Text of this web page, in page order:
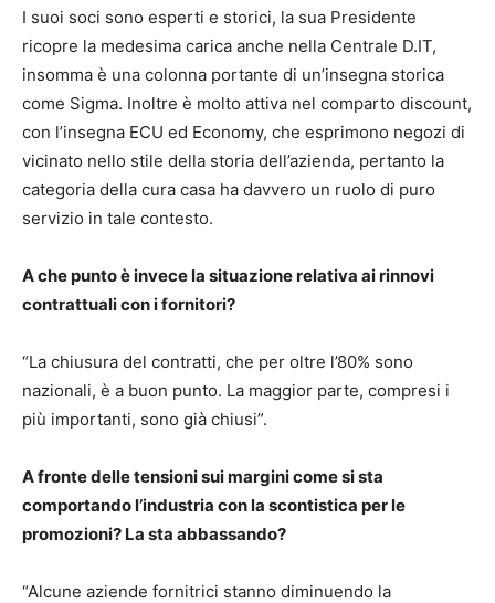
I suoi soci sono esperti e storici, la sua Presidente
ricopre la medesima carica anche nella Centrale D.IT,
insomma è una colonna portante di un’insegna storica
come Sigma. Inoltre è molto attiva nel comparto discount,
con l’insegna ECU ed Economy, che esprimono negozi di
vicinato nello stile della storia dell’azienda, pertanto la
categoria della cura casa ha davvero un ruolo di puro
servizio in tale contesto.
A che punto è invece la situazione relativa ai rinnovi
contrattuali con i fornitori?
“La chiusura del contratti, che per oltre l’80% sono
nazionali, è a buon punto. La maggior parte, compresi i
più importanti, sono già chiusi”.
A fronte delle tensioni sui margini come si sta
comportando l’industria con la scontistica per le
promozioni? La sta abbassando?
“Alcune aziende fornitrici stanno diminuendo la